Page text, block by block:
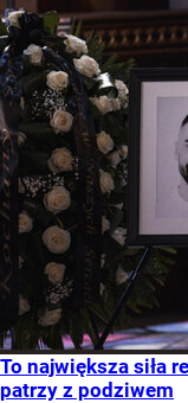
To największa siła
patrzy z podziwem